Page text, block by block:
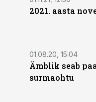
2021. aasta
01.08.20, 15:04
Ämblik seab
surmaohtu